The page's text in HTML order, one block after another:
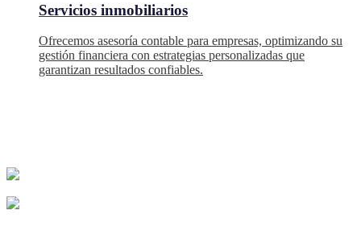
Servicios inmobiliarios
Ofrecemos asesoría contable para empresas, optimizando su
gestión financiera con estrategias personalizadas que
garantizan resultados confiables.